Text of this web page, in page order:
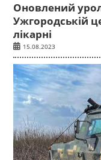
Оновлений
Ужгородській
лікарні
15.08.2023